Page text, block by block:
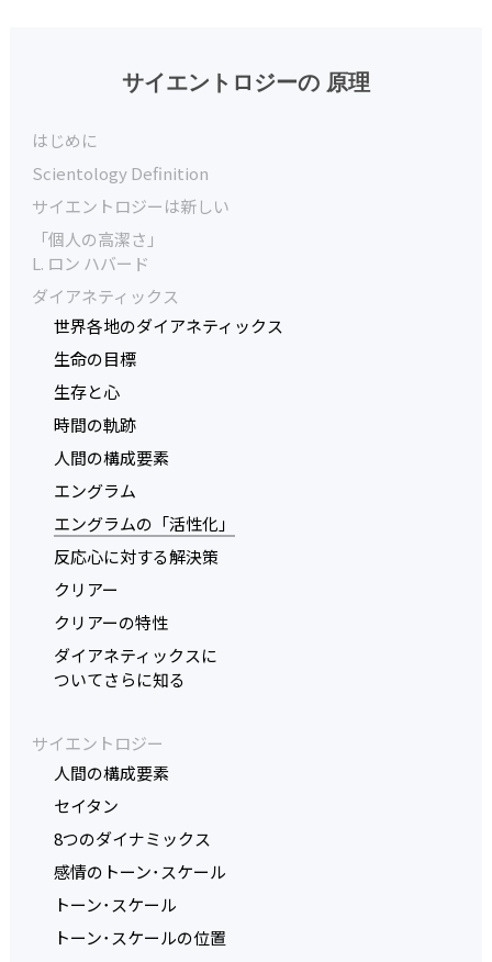
サイエントロジーの 原理
はじめに
Scientology Definition
サイエントロジーは新しい
「個人の高潔さ」
L. ロン ハバード
ダイアネティックス
世界各地のダイアネティックス
生命の目標
生存と心
時間の軌跡
人間の構成要素
エングラム
エングラムの「活性化」
反応心に対する解決策
クリアー
クリアーの特性
ダイアネティックスに
ついてさらに知る
サイエントロジー
人間の構成要素
セイタン
8つのダイナミックス
感情のトーン･スケール
トーン･スケール
トーン･スケールの位置